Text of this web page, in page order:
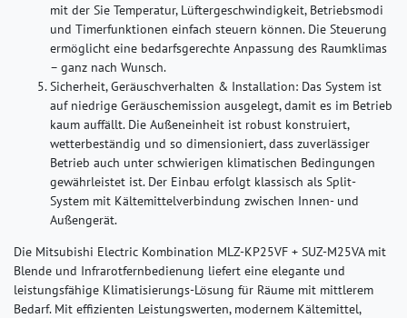
mit der Sie Temperatur, Lüftergeschwindigkeit, Betriebsmodi
und Timerfunktionen einfach steuern können. Die Steuerung
ermöglicht eine bedarfsgerechte Anpassung des Raumklimas
– ganz nach Wunsch.
Sicherheit, Geräuschverhalten & Installation: Das System ist
auf niedrige Geräuschemission ausgelegt, damit es im Betrieb
kaum auffällt. Die Außeneinheit ist robust konstruiert,
wetterbeständig und so dimensioniert, dass zuverlässiger
Betrieb auch unter schwierigen klimatischen Bedingungen
gewährleistet ist. Der Einbau erfolgt klassisch als Split-
System mit Kältemittelverbindung zwischen Innen- und
Außengerät.
Die Mitsubishi Electric Kombination MLZ-KP25VF + SUZ-M25VA mit
Blende und Infrarotfernbedienung liefert eine elegante und
leistungsfähige Klimatisierungs-Lösung für Räume mit mittlerem
Bedarf. Mit effizienten Leistungswerten, modernem Kältemittel,